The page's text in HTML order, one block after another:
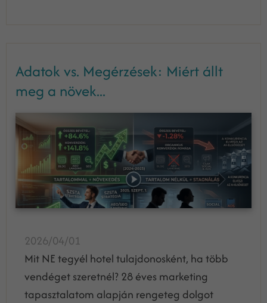
Adatok vs. Megérzések: Miért állt
meg a növek...
2026/04/01
Mit NE tegyél hotel tulajdonosként, ha több
vendéget szeretnél? 28 éves marketing
tapasztalatom alapján rengeteg dolgot